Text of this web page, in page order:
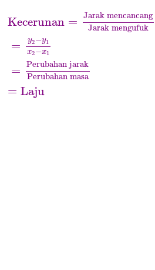
Kecerunan =
Jarak mencancang
Jarak mengufuk
= y2−y1
x2−x1
=
Perubahan jarak
Perubahan masa
= Laju
Jarak